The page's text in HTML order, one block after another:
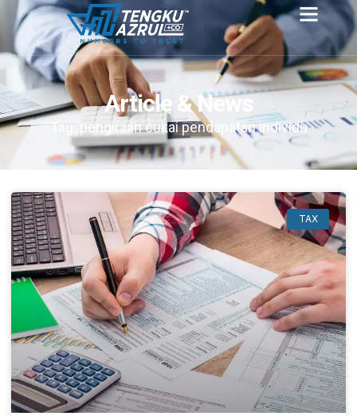
Article & News
Tag: pengiraan cukai pendapatan individu
TAX